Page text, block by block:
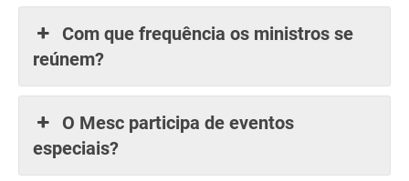
Com que frequência os ministros se
reúnem?
O Mesc participa de eventos
especiais?